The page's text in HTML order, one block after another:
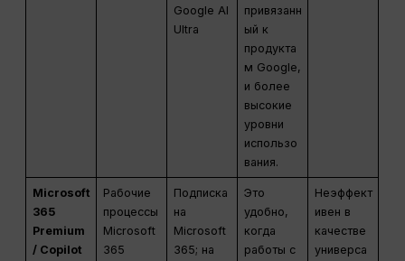
Google AI
Ultra
привязанн
ый к
продукта
м Google,
и более
высокие
уровни
использо
вания.
Microsoft
365
Premium
/ Copilot
Рабочие
процессы
Microsoft
365
Подписка
на
Microsoft
365; на
Это
удобно,
когда
работы с
Неэффект
ивен в
качестве
универса